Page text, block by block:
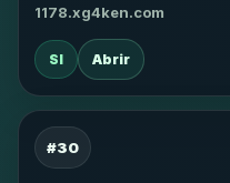
1178.xg4ken.com
SI Abrir
#30